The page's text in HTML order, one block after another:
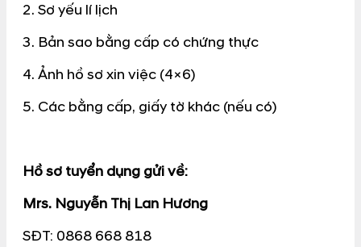
2. Sơ yếu lí lịch
3. Bản sao bằng cấp có chứng thực
4. Ảnh hồ sơ xin việc (4×6)
5. Các bằng cấp, giấy tờ khác (nếu có)
Hồ sơ tuyển dụng gửi về:
Mrs. Nguyễn Thị Lan Hương
SĐT: 0868 668 818